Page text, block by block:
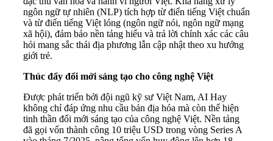
ngôn ngữ tự nhiên (NLP) tích hợp từ điển tiếng Việt chuẩn
và từ điển tiếng Việt lóng (ngôn ngữ nói, ngôn ngữ mạng
xã hội), đảm bảo nền tảng hiểu và trả lời chính xác các câu
hỏi mang sắc thái địa phương lẫn cập nhật theo xu hướng
giới trẻ.
Thúc đẩy đổi mới sáng tạo cho công nghệ Việt
Được phát triển bởi đội ngũ kỹ sư Việt Nam, AI Hay
không chỉ đáp ứng nhu cầu bản địa hóa mà còn thể hiện
tinh thần đổi mới sáng tạo của công nghệ Việt. Nền tảng
đã gọi vốn thành công 10 triệu USD trong vòng Series A